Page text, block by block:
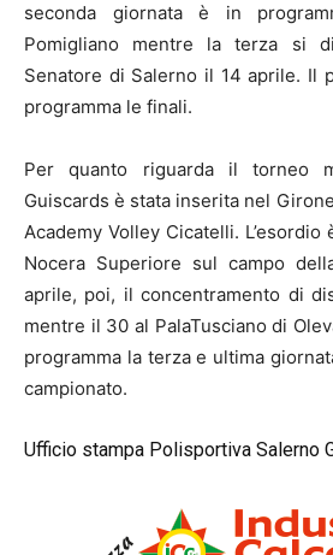
seconda giornata è in
Pomigliano mentre la terza si
Senatore di Salerno il 14 aprile. Il
programma le finali.
Per quanto riguarda il torneo
Guiscards è stata inserita nel
Academy Volley Cicatelli.
Nocera Superiore sul campo
aprile, poi, il concentramento di
mentre il 30 al PalaTusciano di
programma la terza e ultima
campionato.
Ufficio stampa Polisportiva Salerno